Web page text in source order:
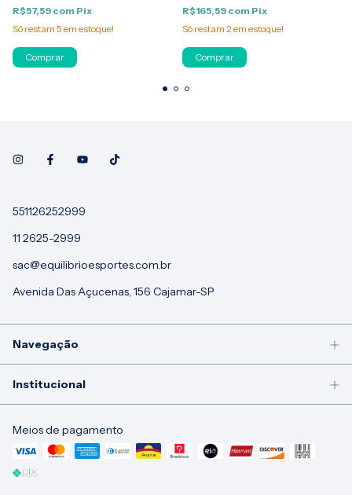
R$57,59 com Pix
Só restam 5 em estoque!
Comprar
R$165,59 com Pix
Só restam 2em estoque!
Comprar
551126252999
11 2625-2999
sac@equilibrioesportes.com.br
Avenida Das Açucenas, 156 Cajamar-SP
Navegação
Institucional
Meios de pagamento